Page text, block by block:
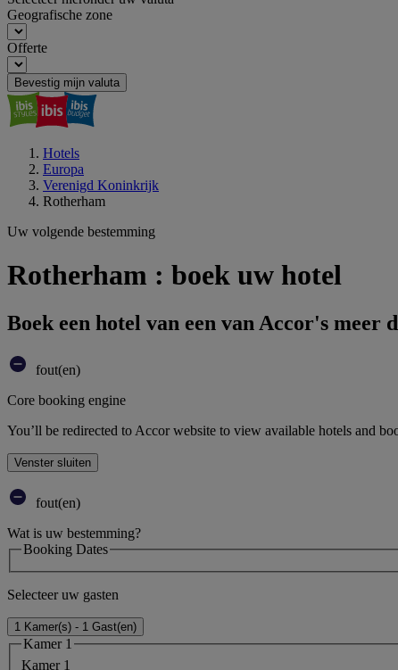
Geografische zone
Offerte
Bevestig mijn valuta
Hotels
Europa
Verenigd Koninkrijk
Rotherham
Uw volgende bestemming
Rotherham : boek uw hotel
Boek een hotel van een van Accor's meer
fout(en)
Core booking engine
You’ll be redirected to Accor website to view available hotels and
Venster sluiten
fout(en)
Wat is uw bestemming?
Booking Dates
Selecteer uw gasten
1 Kamer(s) - 1 Gast(en)
Kamer 1
Kamer 1